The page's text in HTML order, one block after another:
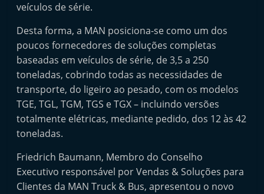
t
o
m
ó
v
e
e
m
P
veículos de série.
Desta forma, a MAN posiciona-se como um dos
poucos fornecedores de soluções completas
baseadas em veículos de série, de 3,5 a 250
toneladas, cobrindo todas as necessidades de
transporte, do ligeiro ao pesado, com os modelos
TGE, TGL, TGM, TGS e TGX – incluindo versões
totalmente elétricas, mediante pedido, dos 12 às 42
toneladas.
Friedrich Baumann, Membro do Conselho
Executivo responsável por Vendas & Soluções para
Clientes da MAN Truck & Bus, apresentou o novo